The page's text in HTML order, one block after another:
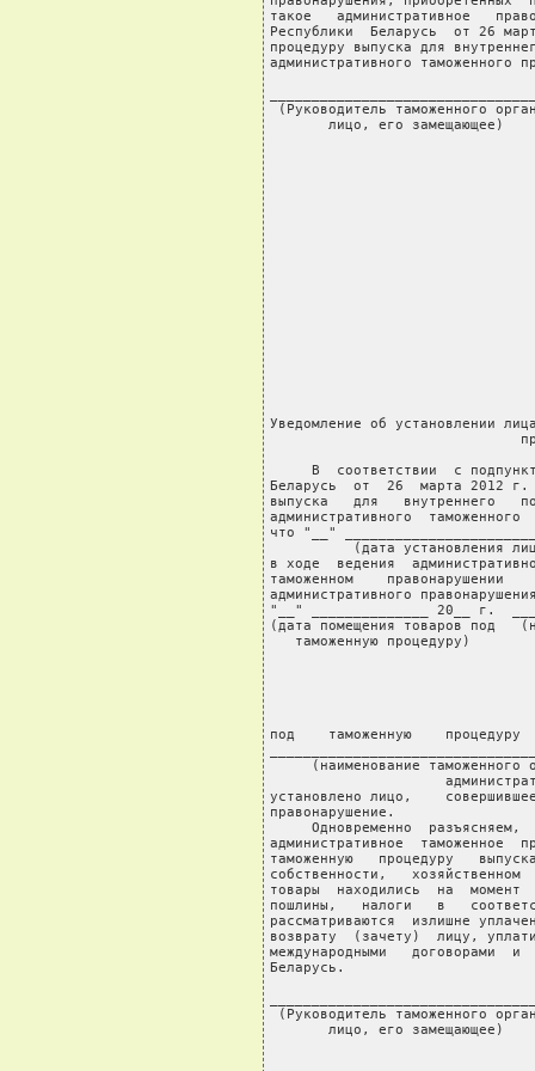
такое   административное
Республики  Беларусь  от 26
процедуру выпуска для
административного таможенного
(Руководитель
       лицо, его замещающее)
Уведомление об установлении
В  соответствии  с
Беларусь  от  26  марта 2012 г.
выпуска   для   внутреннего
административного
что "__"
(дата установления
в ходе  ведения
таможенном    правонарушении
административного
"__" ______________ 20__ г.
(дата помещения товаров под
таможенную процедуру)
под    таможенную    процедуру
(наименование таможенного
установлено лицо,
правонарушение.
Одновременно  разъясняем,
административное  таможенное
таможенную   процедуру
собственности,
товары  находились  на  момент
пошлины,   налоги   в
рассматриваются  излишне
возврату  (зачету)  лицу,
международными   договорами  и
Беларусь.
(Руководитель
       лицо, его замещающее)